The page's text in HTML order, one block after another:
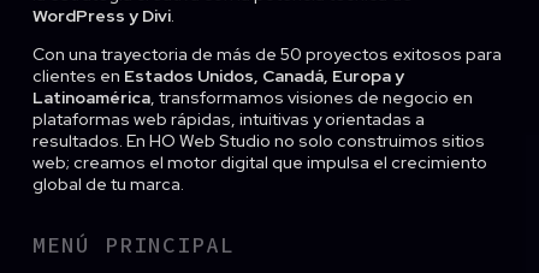
Con una trayectoria de más de 50 proyectos exitosos para
clientes enEstados Unidos, Canadá, Europa y
Latinoamérica, transformamos visiones de negocio en
plataformas web rápidas, intuitivas y orientadas a
resultados. En HO Web Studio no solo construimos sitios
web; creamos el motor digital que impulsa el crecimiento
global de tu marca.